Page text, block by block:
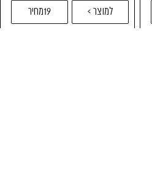
למוצר > 19מחיר